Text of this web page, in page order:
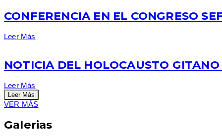
CONFERENCIA EN EL CONGRESO
Leer Más
NOTICIA DEL HOLOCAUSTO
Leer Más
Leer Más
VER MÁS
Galerias